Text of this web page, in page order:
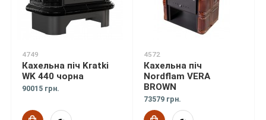
4749
Кахельна піч Kratki
WK 440 чорна
90015 грн.
4572
Кахельна піч
Nordflam VERA
BROWN
73579 грн.